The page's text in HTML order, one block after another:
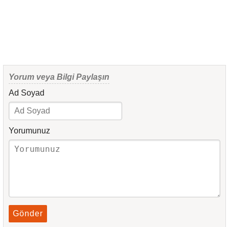
Yorum veya Bilgi Paylaşın
Ad Soyad
Yorumunuz
Gönder